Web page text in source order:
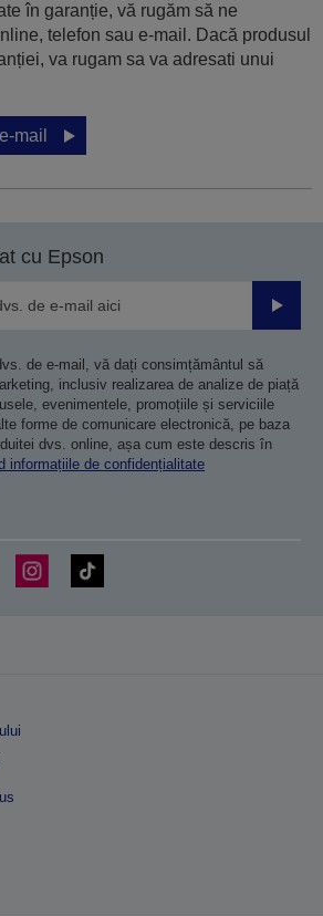
în garanție, vă rugăm să ne
telefon sau e-mail. Dacă produsul
va rugam sa va adresati unui
mail
cu Epson
de e-mail, vă dați consimțământul să
inclusiv realizarea de analize de piață
evenimentele, promoțiile și serviciile
forme de comunicare electronică, pe baza
dvs. online, așa cum este descris în
informațiile de confidențialitate